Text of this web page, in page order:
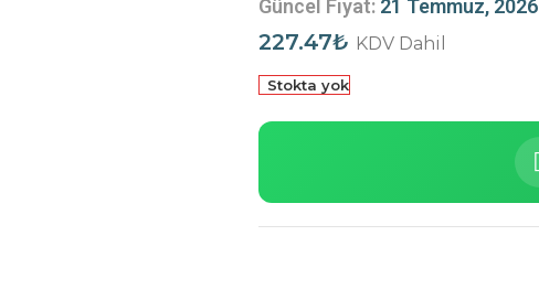
Güncel Fiyat: 21 Temmuz, 2026
227.47₺ KDV Dahil
Stokta yok